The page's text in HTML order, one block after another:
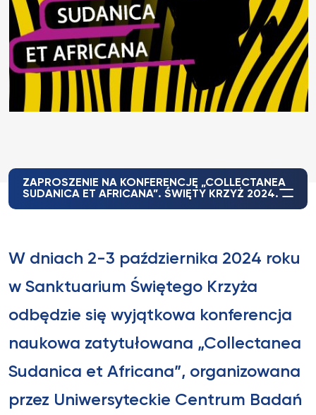
ZAPROSZENIE NA KONFERENCJĘ „COLLECTANEA
SUDANICA ET AFRICANA”. ŚWIĘTY KRZYŻ 2024.
W dniach 2-3 października 2024 roku
w Sanktuarium Świętego Krzyża
odbędzie się wyjątkowa konferencja
naukowa zatytułowana „Collectanea
Sudanica et Africana”, organizowana
przez Uniwersyteckie Centrum Badań